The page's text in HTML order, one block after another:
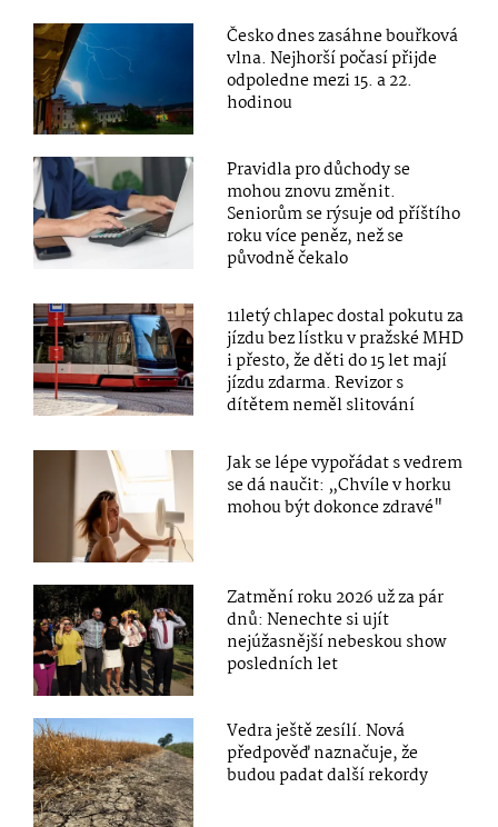
Česko dnes zasáhne bouřková
vlna. Nejhorší počasí přijde
odpoledne mezi 15. a 22.
hodinou
Pravidla pro důchody se
mohou znovu změnit.
Seniorům se rýsuje od příštího
roku více peněz, než se
původně čekalo
11letý chlapec dostal pokutu za
jízdu bez lístku v pražské MHD
i přesto, že děti do 15 let mají
jízdu zdarma. Revizor s
dítětem neměl slitování
Jak se lépe vypořádat s vedrem
se dá naučit: „Chvíle v horku
mohou být dokonce zdravé"
Zatmění roku 2026 už za pár
dnů: Nenechte si ujít
nejúžasnější nebeskou show
posledních let
Vedra ještě zesílí. Nová
předpověď naznačuje, že
budou padat další rekordy